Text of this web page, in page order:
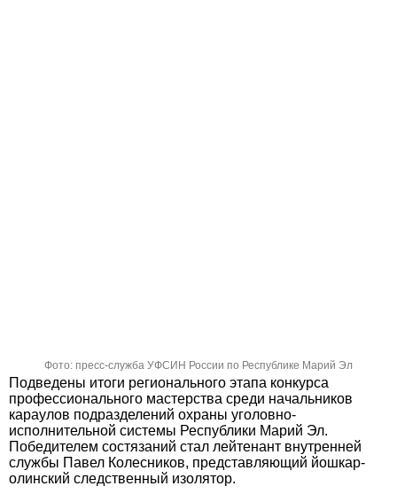
Фото: пресс-служба УФСИН России по Республике Марий Эл
Подведены итоги регионального этапа конкурса
профессионального мастерства среди начальников
караулов подразделений охраны уголовно-
исполнительной системы Республики Марий Эл.
Победителем состязаний стал лейтенант внутренней
службы Павел Колесников, представляющий йошкар-
олинский следственный изолятор.